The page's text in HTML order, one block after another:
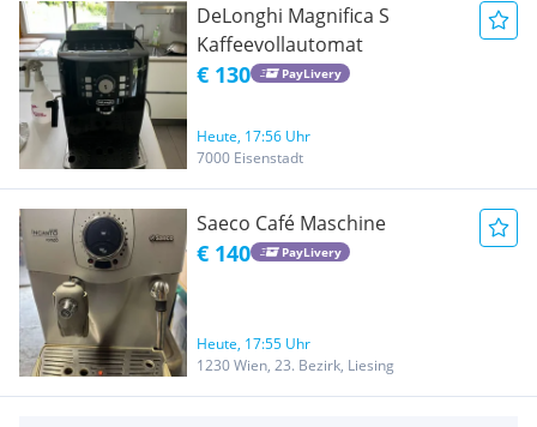
DeLonghi Magnifica S
Kaffeevollautomat
€ 130 PayLivery
Heute, 17:56 Uhr
7000 Eisenstadt
Saeco Café Maschine
€ 140 PayLivery
Heute, 17:55 Uhr
1230 Wien, 23. Bezirk, Liesing